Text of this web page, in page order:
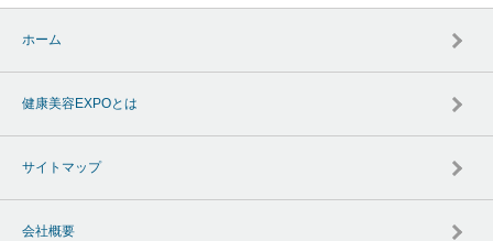
ホーム
健康美容EXPOとは
サイトマップ
会社概要